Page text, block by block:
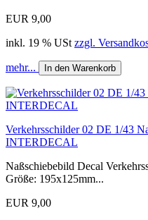
EUR 9,00
inkl. 19 % USt zzgl.
mehr... In den Warenkorb
Verkehrsschilder 02 DE 1/43
INTERDECAL
Naßschiebebild Decal
Größe: 195x125mm...
EUR 9,00